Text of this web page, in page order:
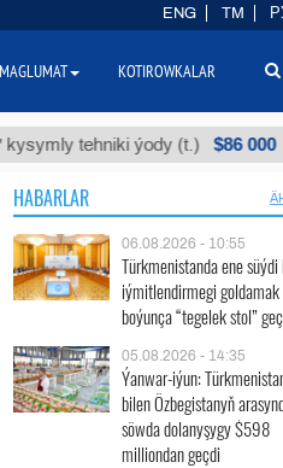
tehniki ýody (t.) $86 000
HABARLAR
06.08.2026 - 10:55
Türkmenistanda ene
iýmitlendirmegi goldamak
boýunça “tegelek stol”
05.08.2026 - 14:35
Ýanwar-iýun:
bilen Özbegistanyň
söwda dolanyşygy $598
milliondan geçdi
ENG TM
MAGLUMAT KOTIROWKALAR